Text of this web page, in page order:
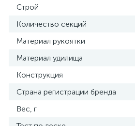
Строй
Количество секций
Материал рукоятки
Материал удилища
Конструкция
Страна регистрации бренда
Вес, г